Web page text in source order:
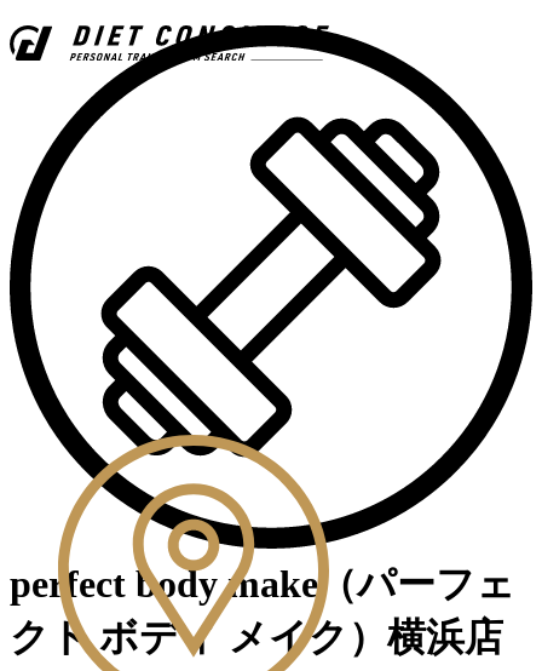
perfect body make（パーフェ
クト ボディ メイク）横浜店